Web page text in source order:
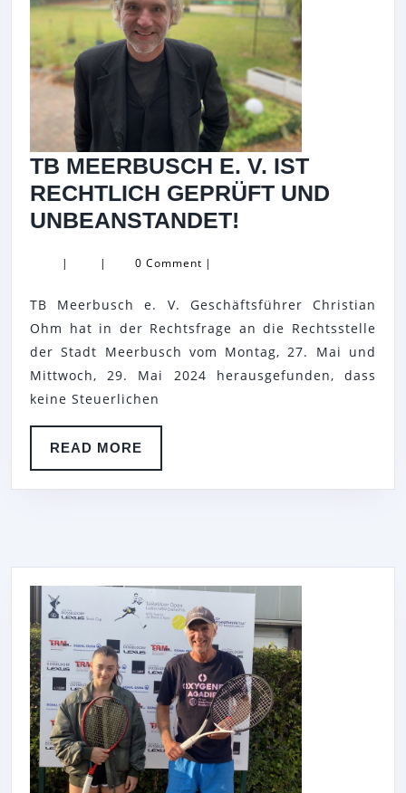
TB MEERBUSCH E. V. IST
RECHTLICH GEPRÜFT UND
UNBEANSTANDET!
V.
IST
RECHTLICH
GEPRÜFT
| | 0 Comment |
TB Meerbusch e. V. Geschäftsführer Christian
Ohm hat in der Rechtsfrage an die Rechtsstelle
der Stadt Meerbusch vom Montag, 27. Mai und
Mittwoch, 29. Mai 2024 herausgefunden, dass
keine Steuerlichen
READ MORE
MORE